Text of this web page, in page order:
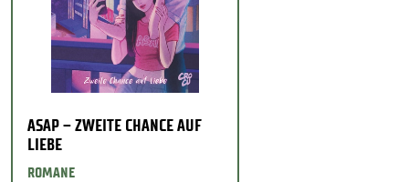
ASAP – ZWEITE CHANCE AUF
LIEBE
ROMANE